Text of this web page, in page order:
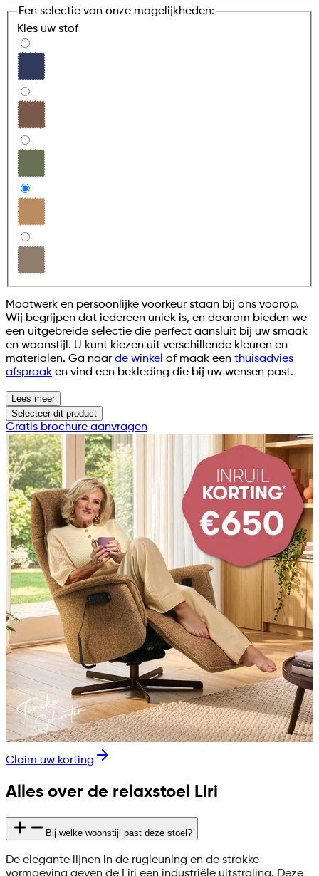
Een selectie van onze mogelijkheden:
Kies uw stof
Maatwerk en persoonlijke voorkeur staan bij ons voorop.
Wij begrijpen dat iedereen uniek is, en daarom bieden we
een uitgebreide selectie die perfect aansluit bij uw smaak
en woonstijl. U kunt kiezen uit verschillende kleuren en
materialen. Ga naar de winkel of maak een thuisadvies
afspraak en vind een bekleding die bij uw wensen past.
Lees meer
Selecteer dit product
Gratis brochure aanvragen
Claim uw korting
Alles over de relaxstoel Liri
Bij welke woonstijl past deze stoel?
De elegante lijnen in de rugleuning en de strakke